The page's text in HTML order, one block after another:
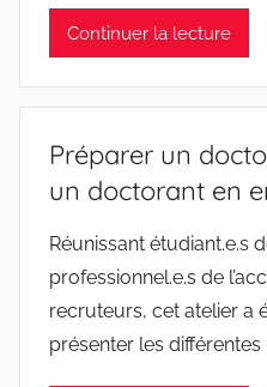
Continuer la lecture
Préparer un
un doctorant en
Réunissant étudiant.e.s
professionnel.e.s de
recruteurs, cet atelier a
présenter les